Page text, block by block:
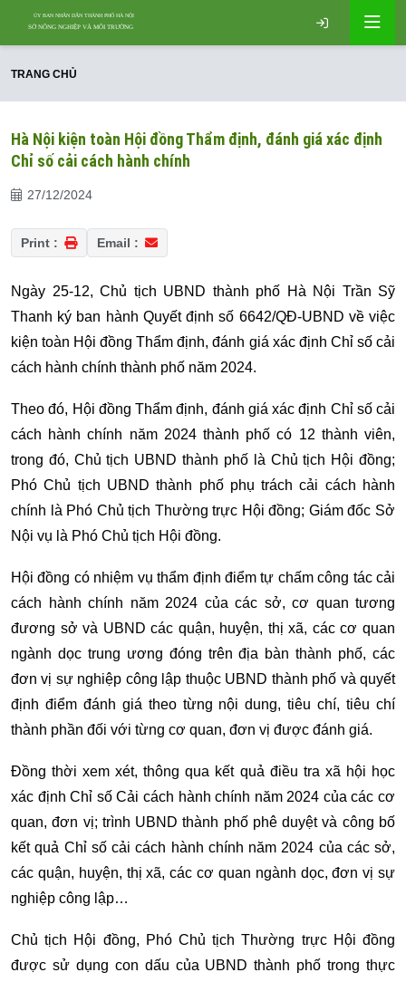
TRANG CHỦ
Hà Nội kiện toàn Hội đồng Thẩm định, đánh giá xác định
Chỉ số cải cách hành chính
27/12/2024
Print : Email :
Ngày 25-12, Chủ tịch UBND thành phố Hà Nội Trần Sỹ
Thanh ký ban hành Quyết định số 6642/QĐ-UBND về việc
kiện toàn Hội đồng Thẩm định, đánh giá xác định Chỉ số cải
cách hành chính thành phố năm 2024.
Theo đó, Hội đồng Thẩm định, đánh giá xác định Chỉ số cải
cách hành chính năm 2024 thành phố có 12 thành viên,
trong đó, Chủ tịch UBND thành phố là Chủ tịch Hội đồng;
Phó Chủ tịch UBND thành phố phụ trách cải cách hành
chính là Phó Chủ tịch Thường trực Hội đồng; Giám đốc Sở
Nội vụ là Phó Chủ tịch Hội đồng.
Hội đồng có nhiệm vụ thẩm định điểm tự chấm công tác cải
cách hành chính năm 2024 của các sở, cơ quan tương
đương sở và UBND các quận, huyện, thị xã, các cơ quan
ngành dọc trung ương đóng trên địa bàn thành phố, các
đơn vị sự nghiệp công lập thuộc UBND thành phố và quyết
định điểm đánh giá theo từng nội dung, tiêu chí, tiêu chí
thành phần đối với từng cơ quan, đơn vị được đánh giá.
Đồng thời xem xét, thông qua kết quả điều tra xã hội học
xác định Chỉ số Cải cách hành chính năm 2024 của các cơ
quan, đơn vị; trình UBND thành phố phê duyệt và công bố
kết quả Chỉ số cải cách hành chính năm 2024 của các sở,
các quận, huyện, thị xã, các cơ quan ngành dọc, đơn vị sự
nghiệp công lập…
Chủ tịch Hội đồng, Phó Chủ tịch Thường trực Hội đồng
được sử dụng con dấu của UBND thành phố trong thực